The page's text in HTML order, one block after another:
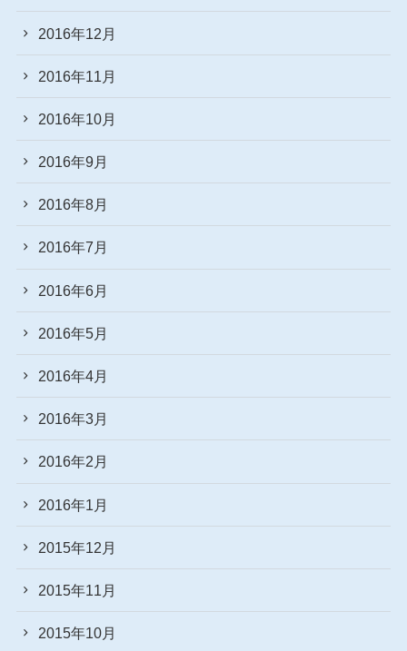
2016年12月
2016年11月
2016年10月
2016年9月
2016年8月
2016年7月
2016年6月
2016年5月
2016年4月
2016年3月
2016年2月
2016年1月
2015年12月
2015年11月
2015年10月